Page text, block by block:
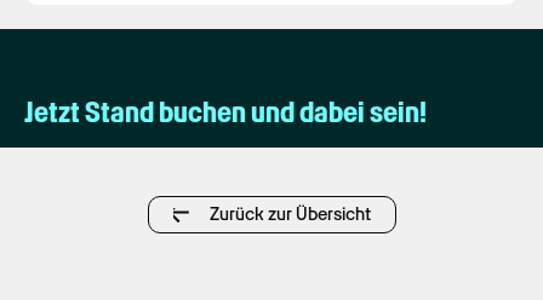
Jetzt Stand buchen und dabei sein!
Zurück zur Übersicht